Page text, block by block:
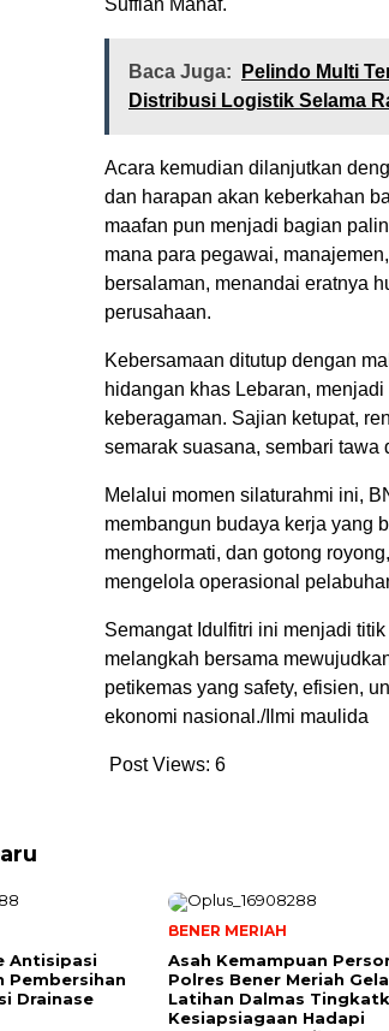
Suffian Manaf.
Baca Juga:
Pelindo Multi
Distribusi Logistik Selama
Acara kemudian dilanjutkan
dan harapan akan keberkahan
maafan pun menjadi bagian
mana para pegawai,
bersalaman, menandai eratnya
perusahaan.
Kebersamaan ditutup dengan
hidangan khas Lebaran,
keberagaman. Sajian ketupat,
semarak suasana, sembari tawa
Melalui momen silaturahmi ini,
membangun budaya kerja yang
menghormati, dan gotong
mengelola operasional
Semangat Idulfitri ini menjadi
melangkah bersama
petikemas yang safety, efisien,
ekonomi nasional./Ilmi maulida
Post Views: 6
Antisipasi
Pembersihan
Drainase
BENER MERIAH
Asah Kemampuan
Polres Bener Meriah
Latihan Dalmas
Kesiapsiagaan Hadapi